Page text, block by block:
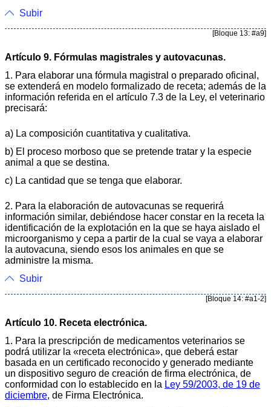
Subir
[Bloque 13: #a9]
Artículo 9. Fórmulas magistrales y autovacunas.
1. Para elaborar una fórmula magistral o preparado oficinal,
se extenderá en modelo formalizado de receta; además de la
información referida en el artículo 7.3 de la Ley, el veterinario
precisará:
a) La composición cuantitativa y cualitativa.
b) El proceso morboso que se pretende tratar y la especie
animal a que se destina.
c) La cantidad que se tenga que elaborar.
2. Para la elaboración de autovacunas se requerirá
información similar, debiéndose hacer constar en la receta la
identificación de la explotación en la que se haya aislado el
microorganismo y cepa a partir de la cual se vaya a elaborar
la autovacuna, siendo esos los animales en que se
administre la misma.
Subir
[Bloque 14: #a1-2]
Artículo 10. Receta electrónica.
1. Para la prescripción de medicamentos veterinarios se
podrá utilizar la «receta electrónica», que deberá estar
basada en un certificado reconocido y generado mediante
un dispositivo seguro de creación de firma electrónica, de
conformidad con lo establecido en la Ley 59/2003, de 19 de
diciembre, de Firma Electrónica.